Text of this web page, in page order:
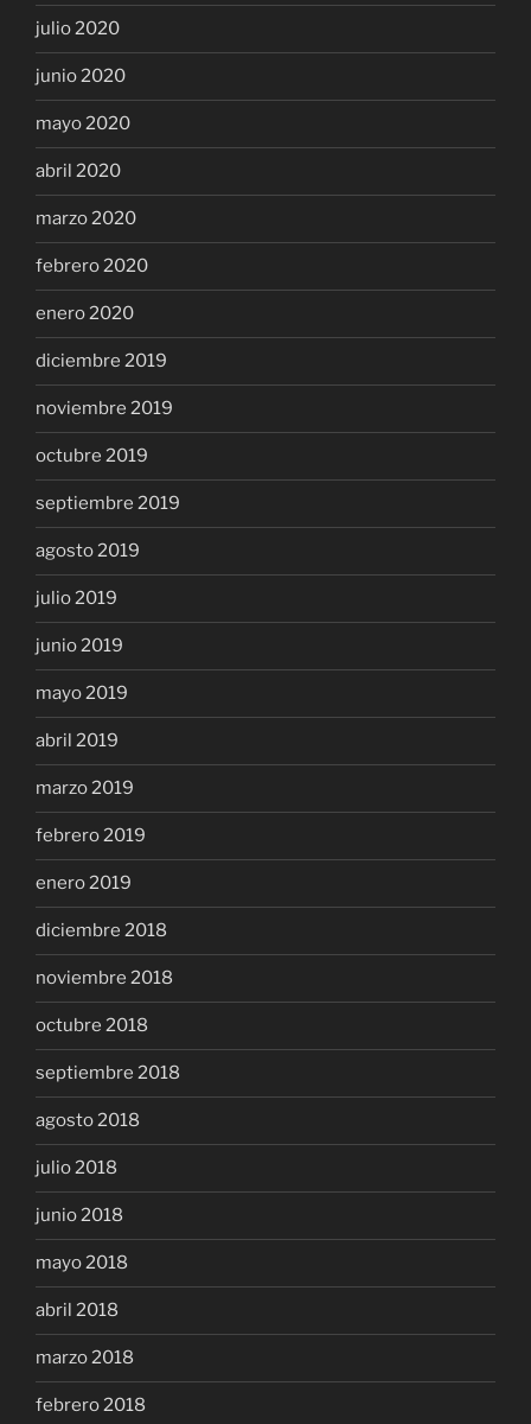
julio 2020
junio 2020
mayo 2020
abril 2020
marzo 2020
febrero 2020
enero 2020
diciembre 2019
noviembre 2019
octubre 2019
septiembre 2019
agosto 2019
julio 2019
junio 2019
mayo 2019
abril 2019
marzo 2019
febrero 2019
enero 2019
diciembre 2018
noviembre 2018
octubre 2018
septiembre 2018
agosto 2018
julio 2018
junio 2018
mayo 2018
abril 2018
marzo 2018
febrero 2018